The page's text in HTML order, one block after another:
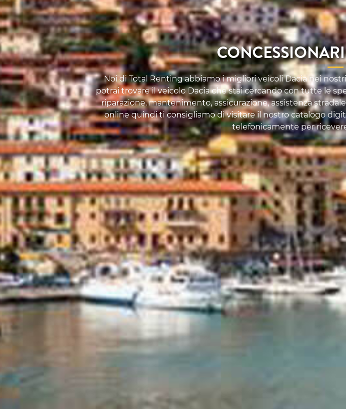
Noi di Total Renting abbiamo i migliori veicoli Dacia nei
potrai trovare il veicolo Dacia che stai cercando con tutte le
riparazione, mantenimento, assicurazione, assistenza
online quindi ti consigliamo di visitare il nostro catalogo
telefonicamente per